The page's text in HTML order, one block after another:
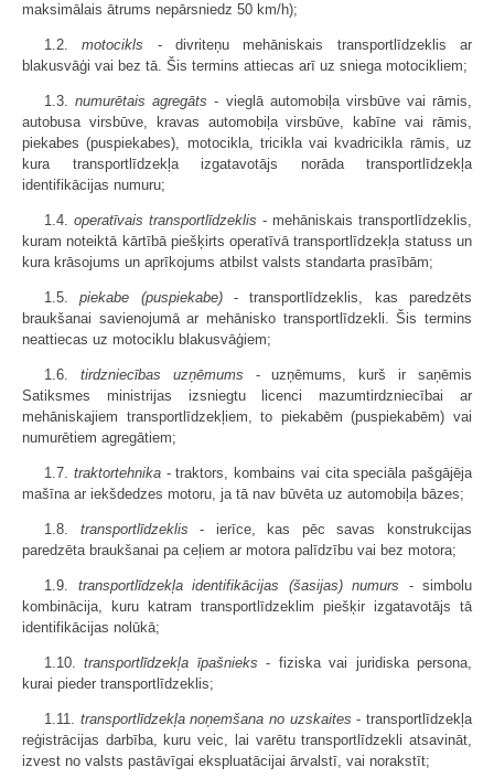
maksimālais ātrums nepārsniedz 50 km/h);
1.2.motocikls - divriteņu mehāniskais transportlīdzeklis ar
blakusvāģi vai bez tā. Šis termins attiecas arī uz sniega motocikliem;
1.3.numurētais agregāts - vieglā automobiļa virsbūve vai rāmis,
autobusa virsbūve, kravas automobiļa virsbūve, kabīne vai rāmis,
piekabes (puspiekabes), motocikla, tricikla vai kvadricikla rāmis, uz
kura transportlīdzekļa izgatavotājs norāda transportlīdzekļa
identifikācijas numuru;
1.4. operatīvais transportlīdzeklis - mehāniskais transportlīdzeklis,
kuram noteiktā kārtībā piešķirts operatīvā transportlīdzekļa statuss un
kura krāsojums un aprīkojums atbilst valsts standarta prasībām;
1.5.piekabe (puspiekabe)- transportlīdzeklis, kas paredzēts
braukšanai savienojumā ar mehānisko transportlīdzekli. Šis termins
neattiecas uz motociklu blakusvāģiem;
1.6. tirdzniecības uzņēmums - uzņēmums, kurš ir saņēmis
Satiksmes ministrijas izsniegtu licenci mazumtirdzniecībai ar
mehāniskajiem transportlīdzekļiem, to piekabēm (puspiekabēm) vai
numurētiem agregātiem;
1.7. traktortehnika- traktors, kombains vai cita speciāla pašgājēja
mašīna ar iekšdedzes motoru, ja tā nav būvēta uz automobiļa bāzes;
1.8. transportlīdzeklis - ierīce, kas pēc savas konstrukcijas
paredzēta braukšanai pa ceļiem ar motora palīdzību vai bez motora;
1.9. transportlīdzekļa identifikācijas (šasijas) numurs - simbolu
kombinācija, kuru katram transportlīdzeklim piešķir izgatavotājs tā
identifikācijas nolūkā;
1.10.transportlīdzekļa īpašnieks - fiziska vai juridiska persona,
kurai pieder transportlīdzeklis;
1.11. transportlīdzekļa noņemšana no uzskaites - transportlīdzekļa
reģistrācijas darbība, kuru veic, lai varētu transportlīdzekli atsavināt,
izvest no valsts pastāvīgai ekspluatācijai ārvalstī, vai norakstīt;